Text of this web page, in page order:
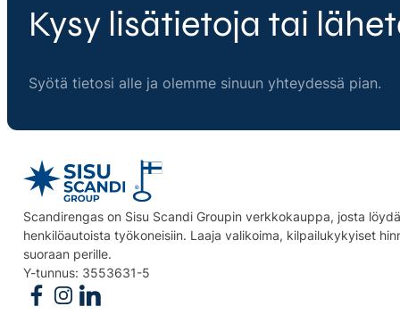
Kysy lisätietoja tai
Syötä tietosi alle ja olemme sinuun yhteydessä pian.
Scandirengas on Sisu Scandi Groupin verkkokauppa, josta
henkilöautoista työkoneisiin. Laaja valikoima, kilpailukykyiset
suoraan perille.
Y-tunnus: 3553631-5
Follow us on Facebook
Follow us on Instagram
Follow us on Linkedin